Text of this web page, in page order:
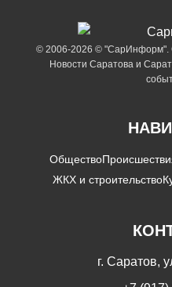
© 2006-2026 © "СарИнформ".
Новости Саратова и
Общество
ЖКХ и строительство
г. Саратов,